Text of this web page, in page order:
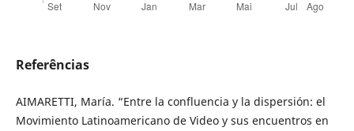
Referências
AIMARETTI, María. “Entre la confluencia y la dispersión: el
Movimiento Latinoamericano de Video y sus encuentros en